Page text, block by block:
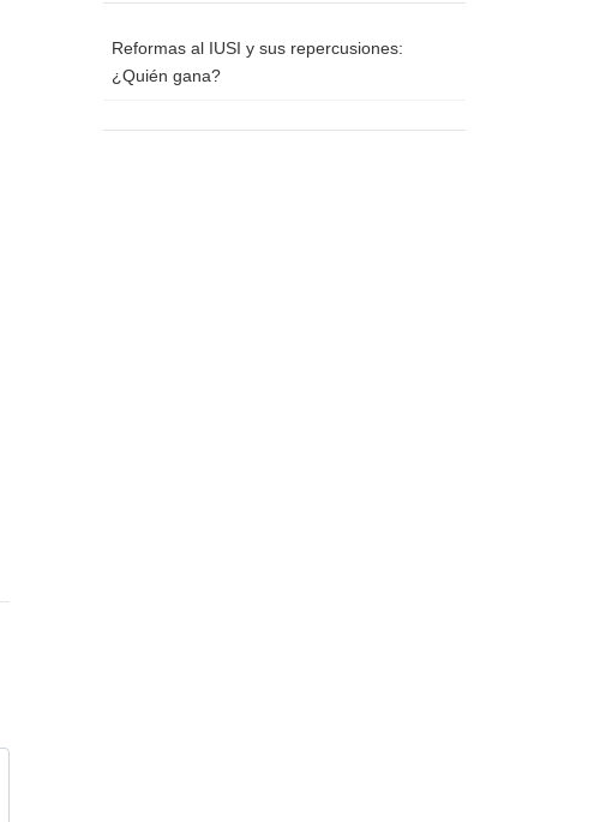
Reformas al IUSI y sus repercusiones:
¿Quién gana?